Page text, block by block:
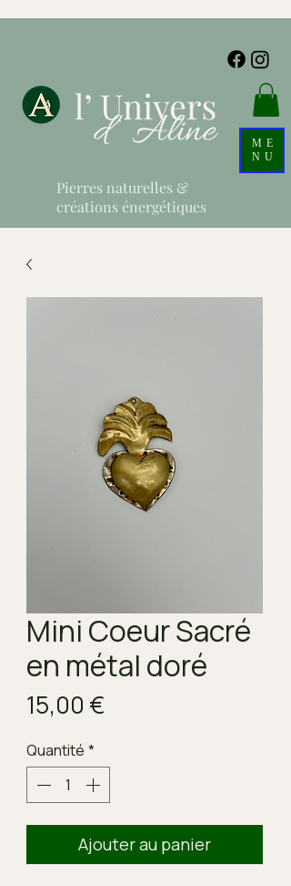
ME
NU
Pierres naturelles &
créations énergétiques
Mini Coeur Sacré
en métal doré
15,00 €
Quantité *
Ajouter au panier